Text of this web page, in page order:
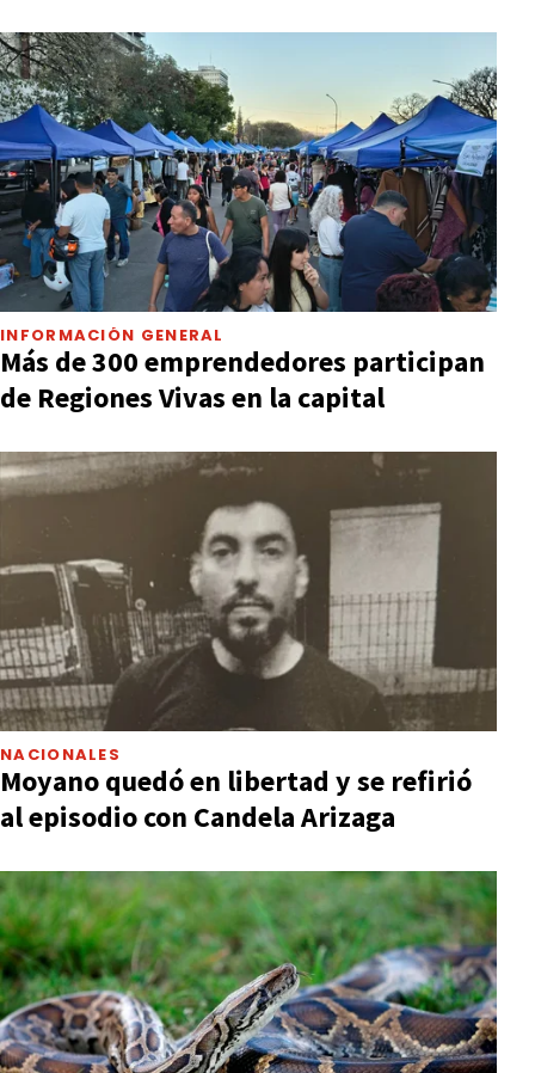
INFORMACIÓN GENERAL
Más de 300 emprendedores participan
de Regiones Vivas en la capital
NACIONALES
Moyano quedó en libertad y se refirió
al episodio con Candela Arizaga